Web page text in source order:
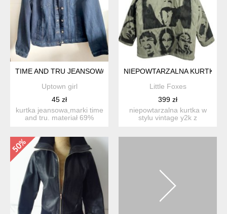
TIME AND TRU JEANSOWA KURTKA WIĘKSZA
Uptown girl
45 zł
kurtka jeansowa,marki time
and tru. materiał 69%
NIEPOWTARZALNA KURTKA
Little Foxes
399 zł
niepowtarzalna kurtka w
stylu vintage y2k z